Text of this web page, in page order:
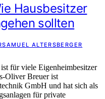
Hausbesitzer
sollten
SAMUEL ALTERSBERGER
für viele Eigenheimbesitzer
Oliver Breuer ist
GmbH und hat sich als
für private